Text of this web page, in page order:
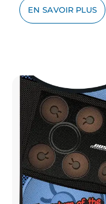
EN SAVOIR PLUS